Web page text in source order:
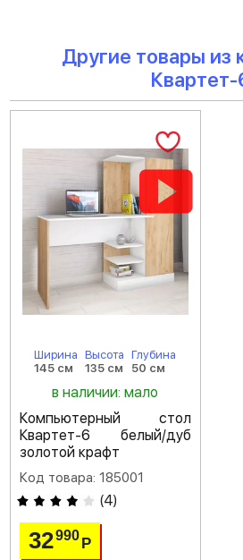
Другие товары из
Квартет-
Ширина
145 см
Высота
135 см
Глубина
50 см
в наличии: мало
Компьютерный стол
Квартет-6 белый/дуб
золотой крафт
Код товара: 185001
(4)
32990Р